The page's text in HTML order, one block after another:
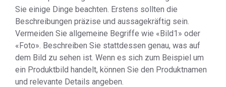
Sie einige Dinge beachten. Erstens sollten die
Beschreibungen präzise und aussagekräftig sein.
Vermeiden Sie allgemeine Begriffe wie «Bild1» oder
«Foto». Beschreiben Sie stattdessen genau, was auf
dem Bild zu sehen ist. Wenn es sich zum Beispiel um
ein Produktbild handelt, können Sie den Produktnamen
und relevante Details angeben.